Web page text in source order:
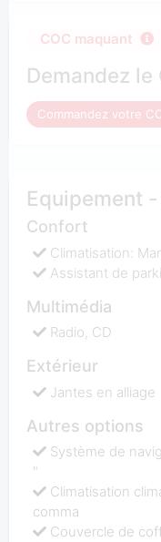
COC maquant
Demandez
Commandez votre
Equipement
Confort
Climatisation:
Assistant de
Multimédia
Radio, CD
Extérieur
Jantes en alliage
Autres options
Système de
"
Climatisation
comma
Couvercle de